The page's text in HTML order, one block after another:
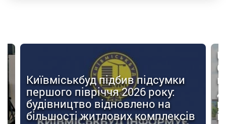
Київміськбуд підбив підсумки
першого півріччя 2026 року:
будівництво відновлено на
більшості житлових комплексів